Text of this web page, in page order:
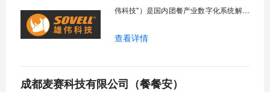
伟科技"）是国内团餐产业数字化系统解决
业以物联网技术为核心，专注为团餐行业
系。
查看详情
成都麦赛科技有限公司（餐餐安）